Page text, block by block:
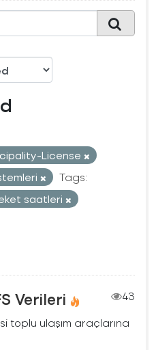
License
Tags:
saatleri
Verileri
43
toplu ulaşım araçlarına